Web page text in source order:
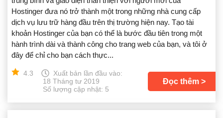
Hostinger đưa nó trở thành một trong những nhà cung cấp
dịch vụ lưu trữ hàng đầu trên thị trường hiện nay. Tạo tài
khoản Hostinger của bạn có thể là bước đầu tiên trong một
hành trình dài và thành công cho trang web của bạn, và tôi ở
đây để chỉ cho bạn cách thực...
4.3
Xuất bản lần đầu vào:
18 Tháng tư 2019
Số lượng cập nhật: 5
Đọc thêm